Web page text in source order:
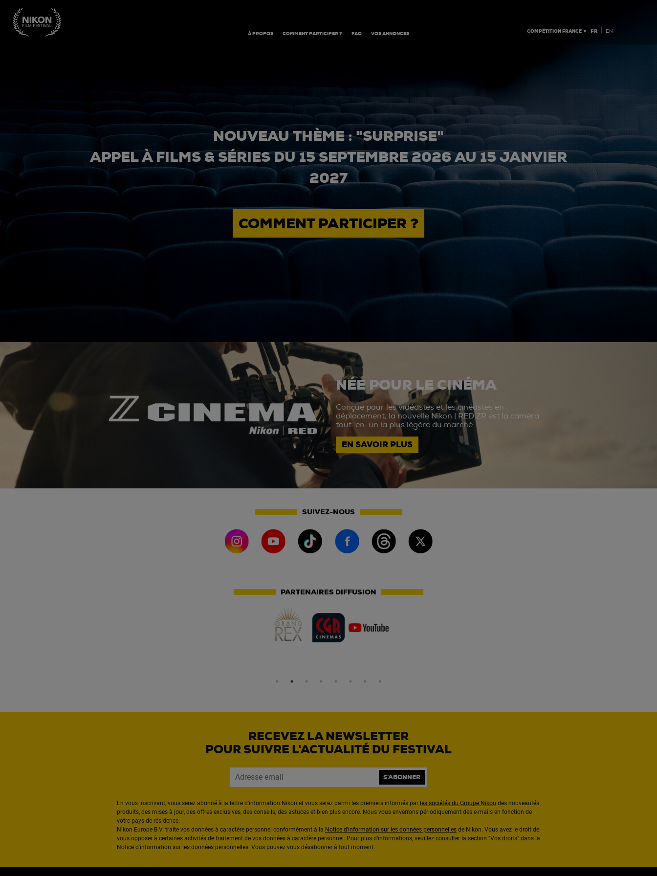
À PROPOS COMMENT PARTICIPER ? FAQ VOS ANNONCES COMPÉTITION FRANCE ▼ FR | EN
NOUVEAU THÈME : "SURPRISE"
APPEL À FILMS & SÉRIES DU 15 SEPTEMBRE 2026 AU 15 JANVIER
2027
COMMENT PARTICIPER ?
NÉE POUR LE CINÉMA
Conçue pour les vidéastes et les cinéastes en
déplacement, la nouvelle Nikon | RED ZR est la caméra
tout-en-un la plus légère du marché.
EN SAVOIR PLUS
SUIVEZ-NOUS
PARTENAIRES DIFFUSION
RECEVEZ LA NEWSLETTER
POUR SUIVRE L'ACTUALITÉ DU FESTIVAL
S'ABONNER
En vous inscrivant, vous serez abonné à la lettre d'information Nikon et vous serez parmi les premiers informés par les sociétés du Groupe Nikon des nouveautés
produits, des mises à jour, des offres exclusives, des conseils, des astuces et bien plus encore. Nous vous enverrons périodiquement des e-mails en fonction de
votre pays de résidence.
Nikon Europe B.V. traite vos données à caractère personnel conformément à la Notice d'information sur les données personnelles de Nikon. Vous avez le droit de
vous opposer à certaines activités de traitement de vos données à caractère personnel. Pour plus d'informations, veuillez consulter la section "Vos droits" dans la
Notice d'information sur les données personnelles. Vous pouvez vous désabonner à tout moment.